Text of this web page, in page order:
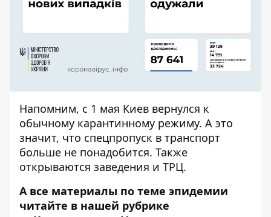
Напомним, с 1 мая Киев вернулся к
обычному карантинному режиму. А это
значит, что спецпропуск в транспорт
больше не понадобится. Также
открываются заведения и ТРЦ.
А все материалы по теме эпидемии
читайте в нашей рубрике